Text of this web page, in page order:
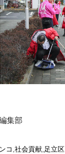
集部
コ,社会貢献,足立区